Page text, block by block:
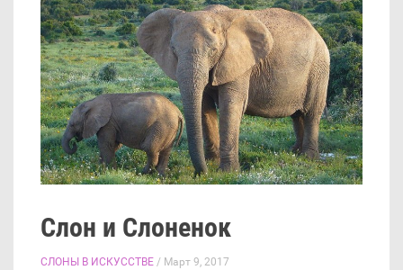
Слон и Слоненок
СЛОНЫ В ИСКУССТВЕ / Март 9, 2017